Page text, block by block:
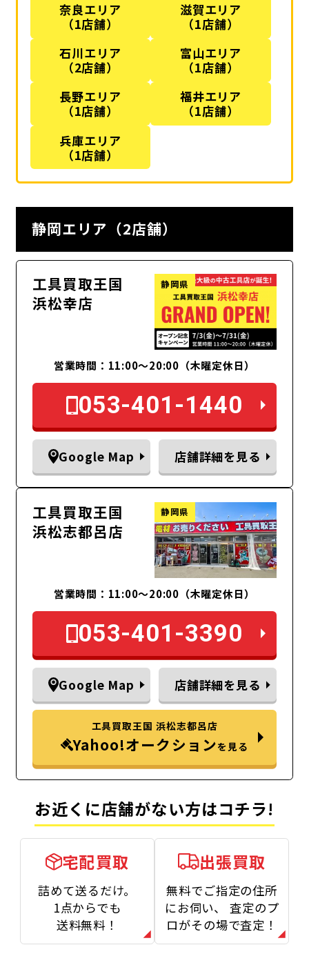
奈良エリア
（1店舗）
滋賀エリア
（1店舗）
石川エリア
（2店舗）
富山エリア
（1店舗）
長野エリア
（1店舗）
福井エリア
（1店舗）
兵庫エリア
（1店舗）
静岡エリア（2店舗）
工具買取王国
浜松幸店
静岡県
営業時間：11:00〜20:00（木曜定休日）
053-401-1440
Google Map 店舗詳細を見る
工具買取王国
浜松志都呂店
静岡県
営業時間：11:00～20:00（木曜定休日）
053-401-3390
Google Map 店舗詳細を見る
工具買取王国 浜松志都呂店
Yahoo!オークションを見る
お近くに店舗がない方はコチラ!
宅配買取
詰めて送るだけ。
1点からでも
送料無料！
出張買取
無料でご指定の住所
にお伺い、
査定のプ
ロがその場で査定！